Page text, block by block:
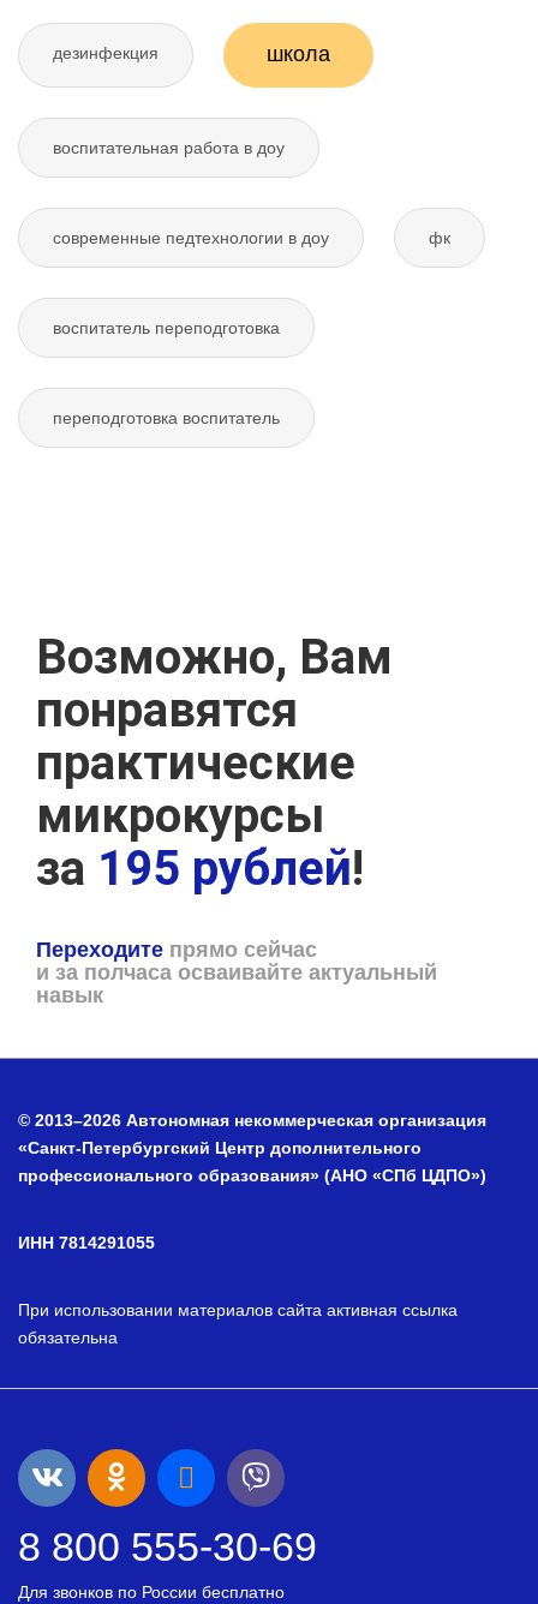
дезинфекция школа
воспитательная работа в доу
современные педтехнологии в доу фк
воспитатель переподготовка
переподготовка воспитатель
Возможно, Вам
понравятся
практические
микрокурсы
за 195 рублей!
Переходите прямо сейчас
и за полчаса осваивайте актуальный
навык
© 2013–2026 Автономная некоммерческая организация
«Санкт-Петербургский Центр дополнительного
профессионального образования» (АНО «СПб ЦДПО»)
ИНН 7814291055
При использовании материалов сайта активная ссылка
обязательна
8 800 555-30-69
Для звонков по России бесплатно